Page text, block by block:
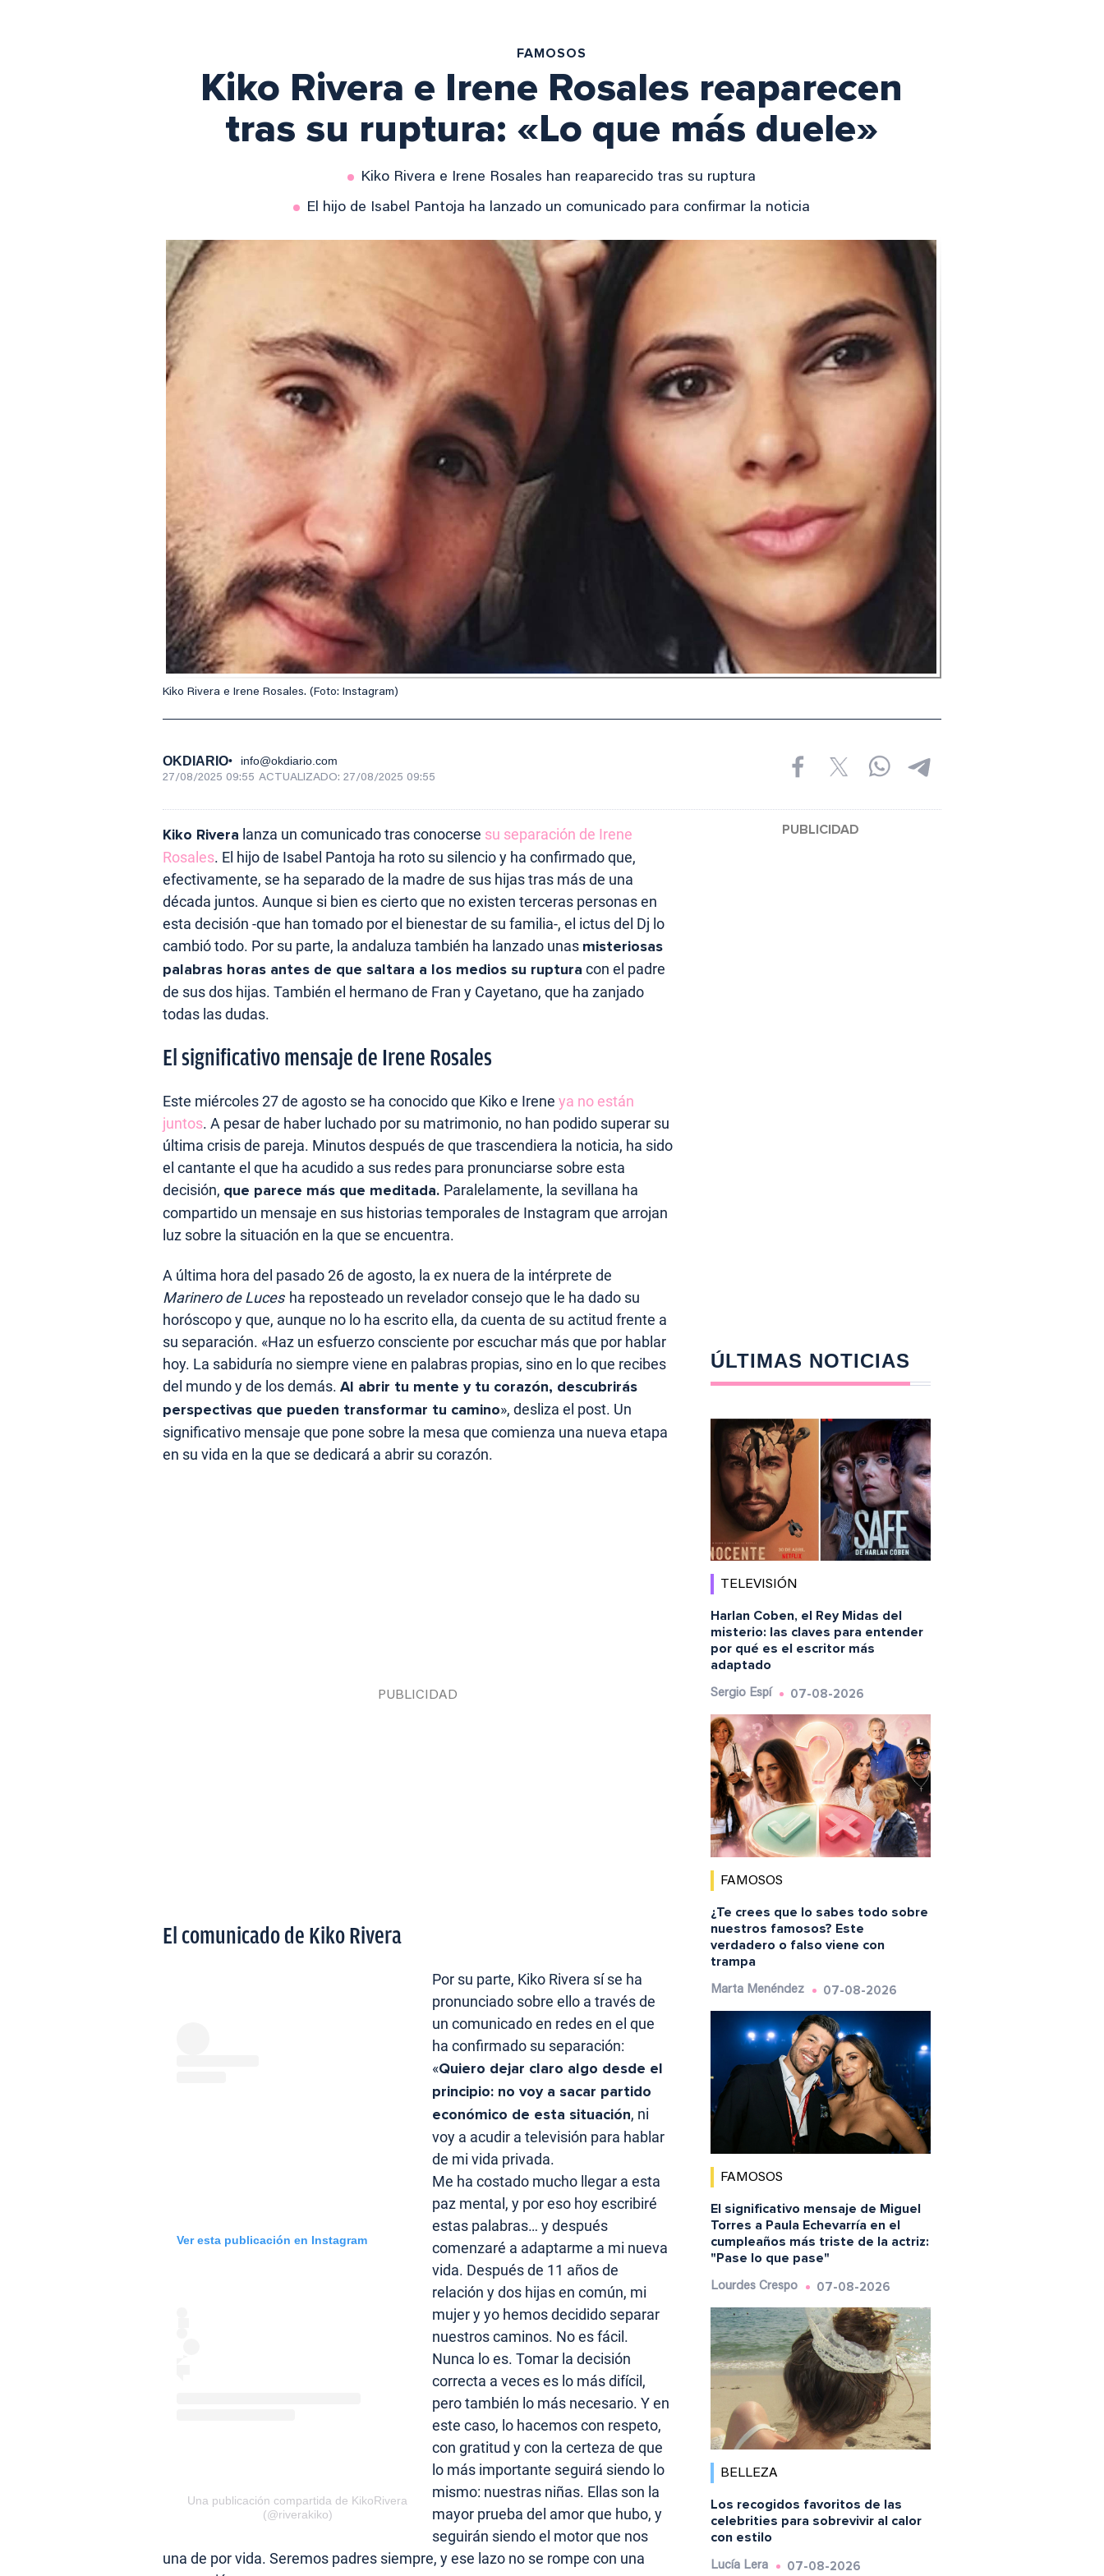
FAMOSOS
Kiko Rivera e Irene Rosales reaparecen
tras su ruptura: «Lo que más duele»
Kiko Rivera e Irene Rosales han reaparecido tras su ruptura
El hijo de Isabel Pantoja ha lanzado un comunicado para confirmar la noticia
Kiko Rivera e Irene Rosales. (Foto: Instagram)
OKDIARIO info@okdiario.com
27/08/2025 09:55 ACTUALIZADO: 27/08/2025 09:55
Kiko Rivera lanza un comunicado tras conocerse su separación de Irene
Rosales. El hijo de Isabel Pantoja ha roto su silencio y ha confirmado que,
efectivamente, se ha separado de la madre de sus hijas tras más de una
década juntos. Aunque si bien es cierto que no existen terceras personas en
esta decisión -que han tomado por el bienestar de su familia-, el ictus del Dj lo
cambió todo. Por su parte, la andaluza también ha lanzado unas misteriosas
palabras horas antes de que saltara a los medios su ruptura con el padre
de sus dos hijas. También el hermano de Fran y Cayetano, que ha zanjado
todas las dudas.
El significativo mensaje de Irene Rosales
Este miércoles 27 de agosto se ha conocido que Kiko e Irene ya no están
juntos. A pesar de haber luchado por su matrimonio, no han podido superar su
última crisis de pareja. Minutos después de que trascendiera la noticia, ha sido
el cantante el que ha acudido a sus redes para pronunciarse sobre esta
decisión, que parece más que meditada. Paralelamente, la sevillana ha
compartido un mensaje en sus historias temporales de Instagram que arrojan
luz sobre la situación en la que se encuentra.
A última hora del pasado 26 de agosto, la ex nuera de la intérprete de
Marinero de Luces ha reposteado un revelador consejo que le ha dado su
horóscopo y que, aunque no lo ha escrito ella, da cuenta de su actitud frente a
su separación. «Haz un esfuerzo consciente por escuchar más que por hablar
hoy. La sabiduría no siempre viene en palabras propias, sino en lo que recibes
del mundo y de los demás. Al abrir tu mente y tu corazón, descubrirás
perspectivas que pueden transformar tu camino», desliza el post. Un
significativo mensaje que pone sobre la mesa que comienza una nueva etapa
en su vida en la que se dedicará a abrir su corazón.
El comunicado de Kiko Rivera
Ver esta publicación en Instagram
Una publicación compartida de KikoRivera
(@riverakiko)
Por su parte, Kiko Rivera sí se ha
pronunciado sobre ello a través de
un comunicado en redes en el que
ha confirmado su separación:
«Quiero dejar claro algo desde el
principio: no voy a sacar partido
económico de esta situación, ni
voy a acudir a televisión para hablar
de mi vida privada.
Me ha costado mucho llegar a esta
paz mental, y por eso hoy escribiré
estas palabras… y después
comenzaré a adaptarme a mi nueva
vida. Después de 11 años de
relación y dos hijas en común, mi
mujer y yo hemos decidido separar
nuestros caminos. No es fácil.
Nunca lo es. Tomar la decisión
correcta a veces es lo más difícil,
pero también lo más necesario. Y en
este caso, lo hacemos con respeto,
con gratitud y con la certeza de que
lo más importante seguirá siendo lo
mismo: nuestras niñas. Ellas son la
mayor prueba del amor que hubo, y
seguirán siendo el motor que nos
una de por vida. Seremos padres siempre, y ese lazo no se rompe con una
ÚLTIMAS NOTICIAS
TELEVISIÓN
Harlan Coben, el Rey Midas del
misterio: las claves para entender
por qué es el escritor más
adaptado
Sergio Espí 07-08-2026
FAMOSOS
¿Te crees que lo sabes todo sobre
nuestros famosos? Este
verdadero o falso viene con
trampa
Marta Menéndez 07-08-2026
FAMOSOS
El significativo mensaje de Miguel
Torres a Paula Echevarría en el
cumpleaños más triste de la actriz:
"Pase lo que pase"
Lourdes Crespo 07-08-2026
BELLEZA
Los recogidos favoritos de las
celebrities para sobrevivir al calor
con estilo
Lucía Lera 07-08-2026